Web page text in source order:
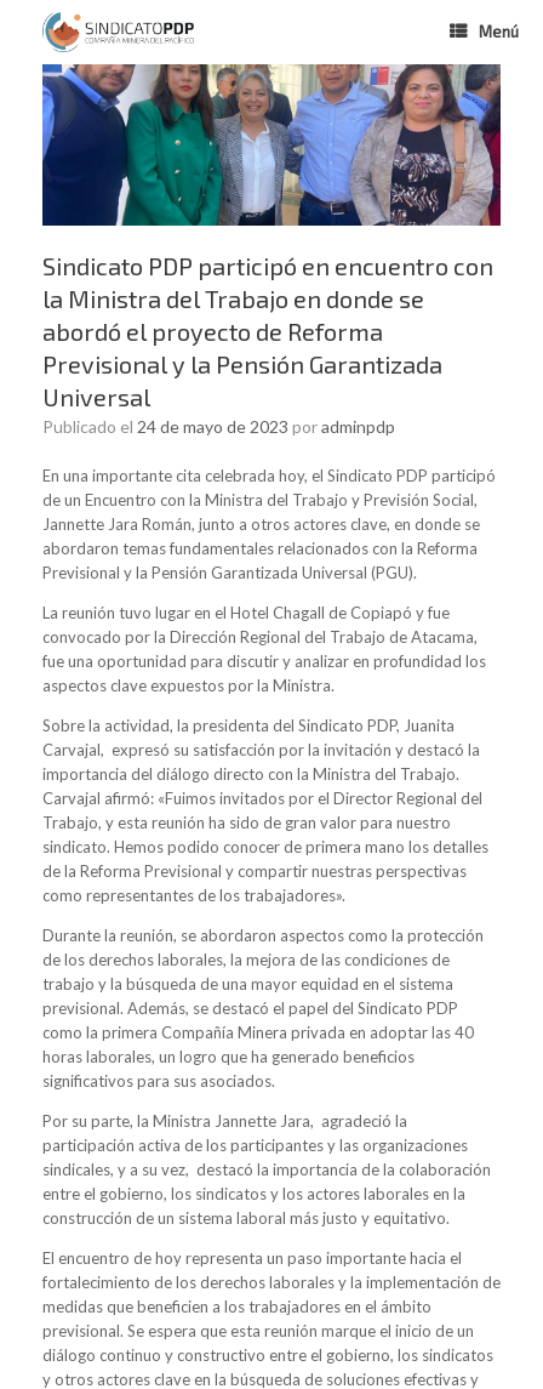
Menú
Sindicato PDP participó en encuentro con
la Ministra del Trabajo en donde se
abordó el proyecto de Reforma
Previsional y la Pensión Garantizada
Universal
Publicado el 24 de mayo de 2023 poradminpdp
En una importante cita celebrada hoy, el Sindicato PDP participó
de un Encuentro con la Ministra del Trabajo y Previsión Social,
Jannette Jara Román, junto a otros actores clave, en donde se
abordaron temas fundamentales relacionados con la Reforma
Previsional y la Pensión Garantizada Universal (PGU).
La reunión tuvo lugar en el Hotel Chagall de Copiapó y fue
convocado por la Dirección Regional del Trabajo de Atacama,
fue una oportunidad para discutir y analizar en profundidad los
aspectos clave expuestos por la Ministra.
Sobre la actividad, la presidenta del Sindicato PDP, Juanita
Carvajal, expresó su satisfacción por la invitación y destacó la
importancia del diálogo directo con la Ministra del Trabajo.
Carvajal afirmó: «Fuimos invitados por el Director Regional del
Trabajo, y esta reunión ha sido de gran valor para nuestro
sindicato. Hemos podido conocer de primera mano los detalles
de la Reforma Previsional y compartir nuestras perspectivas
como representantes de los trabajadores».
Durante la reunión, se abordaron aspectos como la protección
de los derechos laborales, la mejora de las condiciones de
trabajo y la búsqueda de una mayor equidad en el sistema
previsional. Además, se destacó el papel del Sindicato PDP
como la primera Compañía Minera privada en adoptar las 40
horas laborales, un logro que ha generado beneficios
significativos para sus asociados.
Por su parte, la Ministra Jannette Jara, agradeció la
participación activa de los participantes y las organizaciones
sindicales, y a su vez, destacó la importancia de la colaboración
entre el gobierno, los sindicatos y los actores laborales en la
construcción de un sistema laboral más justo y equitativo.
El encuentro de hoy representa un paso importante hacia el
fortalecimiento de los derechos laborales y la implementación de
medidas que beneficien a los trabajadores en el ámbito
previsional. Se espera que esta reunión marque el inicio de un
diálogo continuo y constructivo entre el gobierno, los sindicatos
y otros actores clave en la búsqueda de soluciones efectivas y